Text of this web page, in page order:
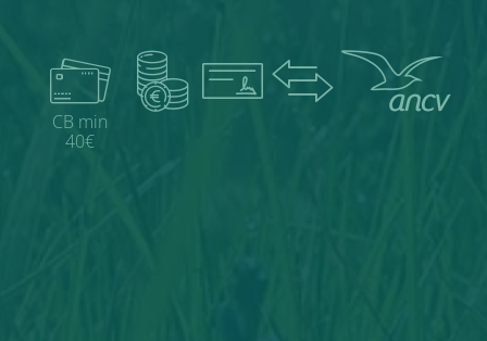
CB min
40€